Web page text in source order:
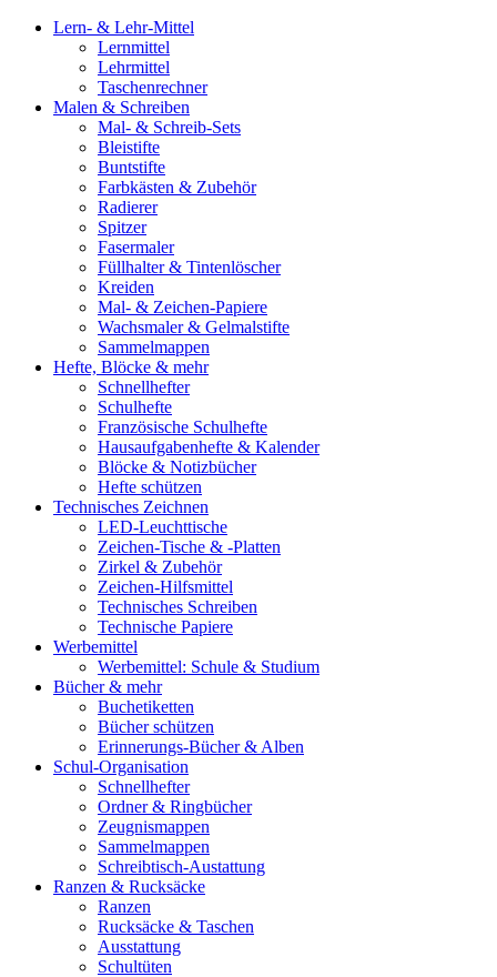
Lern- & Lehr-Mittel
Lernmittel
Lehrmittel
Taschenrechner
Malen & Schreiben
Mal- & Schreib-Sets
Bleistifte
Buntstifte
Farbkästen & Zubehör
Radierer
Spitzer
Fasermaler
Füllhalter & Tintenlöscher
Kreiden
Mal- & Zeichen-Papiere
Wachsmaler & Gelmalstifte
Sammelmappen
Hefte, Blöcke & mehr
Schnellhefter
Schulhefte
Französische Schulhefte
Hausaufgabenhefte & Kalender
Blöcke & Notizbücher
Hefte schützen
Technisches Zeichnen
LED-Leuchttische
Zeichen-Tische & -Platten
Zirkel & Zubehör
Zeichen-Hilfsmittel
Technisches Schreiben
Technische Papiere
Werbemittel
Werbemittel: Schule & Studium
Bücher & mehr
Buchetiketten
Bücher schützen
Erinnerungs-Bücher & Alben
Schul-Organisation
Schnellhefter
Ordner & Ringbücher
Zeugnismappen
Sammelmappen
Schreibtisch-Austattung
Ranzen & Rucksäcke
Ranzen
Rucksäcke & Taschen
Ausstattung
Schultüten